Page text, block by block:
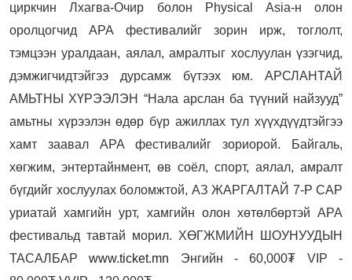
циркчин Лхагва-Очир болон Physical Asia-н олон
оролцогчид АРА фестивалийг зорин ирж, тоглолт,
тэмцээн уралдаан, аялал, амралтыг хослуулан үзэгчид,
дэмжигчидтэйгээ дурсамж бүтээх юм. АРСЛАНТАЙ
АМЬТНЫ ХҮРЭЭЛЭН “Нала арслан ба түүний найзууд”
амьтны хүрээлэн өдөр бүр ажиллах тул хүүхдүүдтэйгээ
хамт заавал АРА фестивалийг зориорой. Байгаль,
хөгжим, энтертайнмент, өв соёл, спорт, аялал, амралт
бүгдийг хослуулах боломжтой, АЗ ЖАРГАЛТАЙ 7-Р САР
уриатай хамгийн урт, хамгийн олон хөтөлбөртэй АРА
фестивальд тавтай морил. ХӨГЖМИЙН ШОУНУУДЫН
ТАСАЛБАРwww.ticket.mn Энгийн - 60,000₮ VIP -